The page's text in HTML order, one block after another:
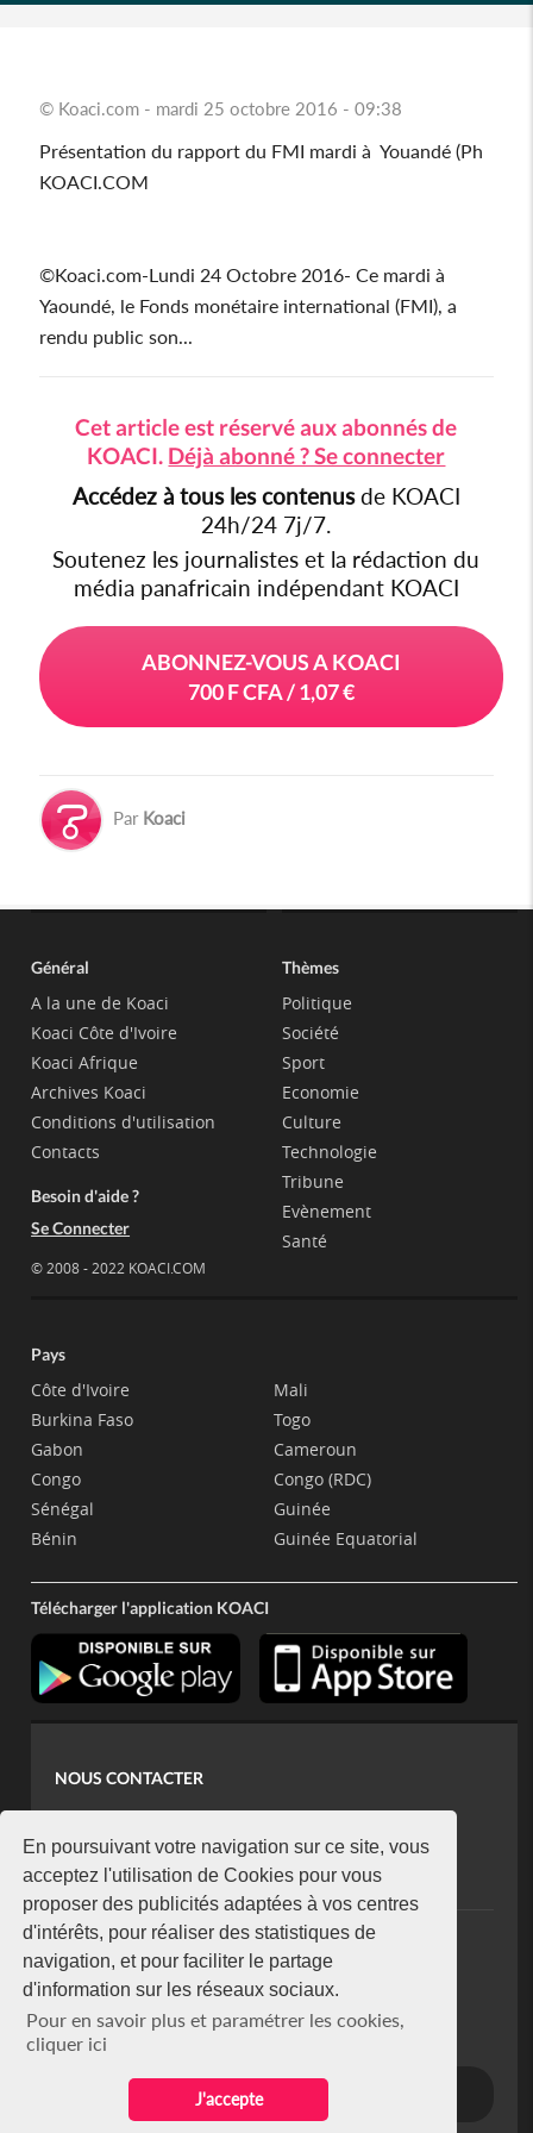
En poursuivant votre navigation sur ce site, vous
acceptez l'utilisation de Cookies pour vous
proposer des publicités adaptées à vos centres
d'intérêts, pour réaliser des statistiques de
navigation, et pour faciliter le partage
d'information sur les réseaux sociaux.
Pour en savoir plus et paramétrer les cookies,
cliquer ici
J'accepte
© Koaci.com - mardi 25 octobre 2016 - 09:38
Présentation du rapport du FMI mardi à Youandé (Ph
KOACI.COM
©Koaci.com-Lundi 24 Octobre 2016- Ce mardi à
Yaoundé, le Fonds monétaire international (FMI), a
rendu public son...
Cet article est réservé aux abonnés de
KOACI. Déjà abonné ? Se connecter
Accédez à tous les contenusde KOACI
24h/24 7j/7.
Soutenez les journalistes et la rédaction du
média panafricain indépendant KOACI
ABONNEZ-VOUS A KOACI
700 F CFA / 1,07 €
Par Koaci
Général
A la une de Koaci
Koaci Côte d'Ivoire
Koaci Afrique
Archives Koaci
Conditions d'utilisation
Contacts
Besoin d'aide ?
Se Connecter
© 2008 - 2022 KOACI.COM
Thèmes
Politique
Société
Sport
Economie
Culture
Technologie
Tribune
Evènement
Santé
Pays
Côte d'Ivoire
Burkina Faso
Gabon
Congo
Sénégal
Bénin
Mali
Togo
Cameroun
Congo (RDC)
Guinée
Guinée Equatorial
Télécharger l'application KOACI
NOUS CONTACTER
koaci@yahoo.fr
+225 07 08 85 52 93
NEWSLETTER
Restez connecté via notre newsletter
S'abonner
Se désabonner